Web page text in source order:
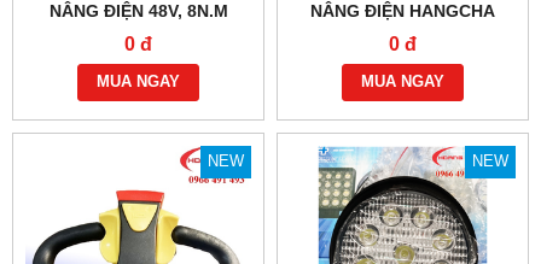
NÂNG ĐIỆN 48V, 8N.M
0 đ
MUA NGAY
NÂNG ĐIỆN HANGCHA
0 đ
MUA NGAY
NEW NEW